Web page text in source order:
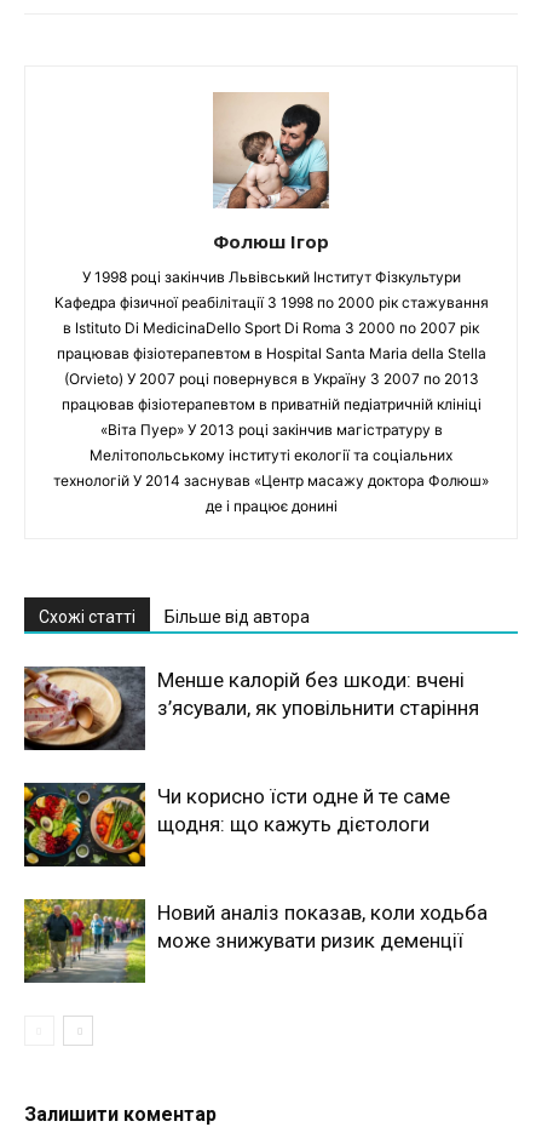
Фолюш Ігор
У 1998 році закінчив Львівський Інститут Фізкультури
Кафедра фізичної реабілітації З 1998 по 2000 рік стажування
в Istituto Di MedicinaDello Sport Di Roma З 2000 по 2007 рік
працював фізіотерапевтом в Hospital Santa Maria della Stella
(Orvieto) У 2007 році повернувся в Україну З 2007 по 2013
працював фізіотерапевтом в приватній педіатричній клініці
«Віта Пуер» У 2013 році закінчив магістратуру в
Мелітопольському інституті екології та соціальних
технологій У 2014 заснував «Центр масажу доктора Фолюш»
де і працює донині
Схожі статті Більше від автора
Менше калорій без шкоди: вчені
з’ясували, як уповільнити старіння
Чи корисно їсти одне й те саме
щодня: що кажуть дієтологи
Новий аналіз показав, коли ходьба
може знижувати ризик деменції
Залишити коментар